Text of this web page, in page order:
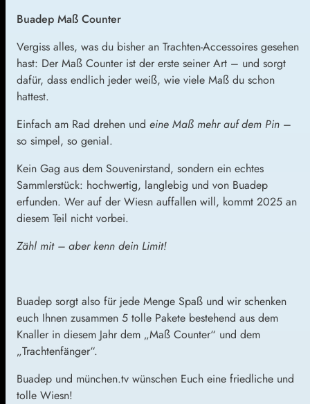
Buadep Maß Counter
Vergiss alles, was du bisher an Trachten-Accessoires gesehen
hast: Der Maß Counter ist der erste seiner Art – und sorgt
dafür, dass endlich jeder weiß, wie viele Maß du schon
hattest.
Einfach am Rad drehen und eine Maß mehr auf dem Pin –
so simpel, so genial.
Kein Gag aus dem Souvenirstand, sondern ein echtes
Sammlerstück: hochwertig, langlebig und von Buadep
erfunden. Wer auf der Wiesn auffallen will, kommt 2025 an
diesem Teil nicht vorbei.
Zähl mit – aber kenn dein Limit!
Buadep sorgt also für jede Menge Spaß und wir schenken
euch Ihnen zusammen 5 tolle Pakete bestehend aus dem
Knaller in diesem Jahr dem „Maß Counter“ und dem
„Trachtenfänger“.
Buadep und münchen.tv wünschen Euch eine friedliche und
tolle Wiesn!